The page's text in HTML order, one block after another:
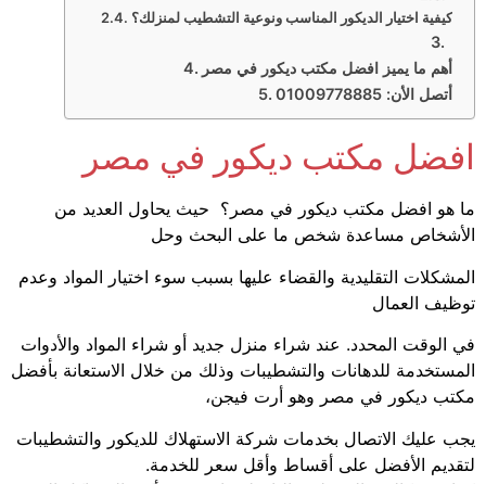
كيفية اختيار الديكور المناسب ونوعية التشطيب لمنزلك؟
أهم ما يميز افضل مكتب ديكور في مصر
أتصل الأن: 01009778885
افضل مكتب ديكور في مصر
ما هو افضل مكتب ديكور في مصر؟ حيث يحاول العديد من
الأشخاص مساعدة شخص ما على البحث وحل
المشكلات التقليدية والقضاء عليها بسبب سوء اختيار المواد وعدم
توظيف العمال
في الوقت المحدد. عند شراء منزل جديد أو شراء المواد والأدوات
المستخدمة للدهانات والتشطيبات وذلك من خلال الاستعانة بأفضل
مكتب ديكور في مصر وهو أرت فيجن،
يجب عليك الاتصال بخدمات شركة الاستهلاك للديكور والتشطيبات
لتقديم الأفضل على أقساط وأقل سعر للخدمة.